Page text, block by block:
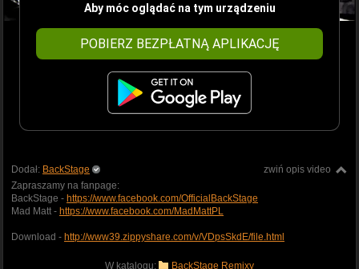
Aby móc oglądać na tym urządzeniu
POBIERZ BEZPŁATNĄ APLIKACJĘ
zwiń opis video
Dodał: BackStage
Zapraszamy na fanpage:
BackStage - https://www.facebook.com/OfficialBackStage
Mad Matt - https://www.facebook.com/MadMattPL
Download - http://www39.zippyshare.com/v/VDpsSkdE/file.html
W katalogu: BackStage Remixy